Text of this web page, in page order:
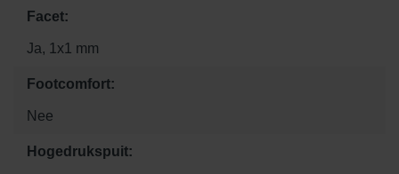
Facet:
Ja, 1x1 mm
Footcomfort:
Nee
Hogedrukspuit: